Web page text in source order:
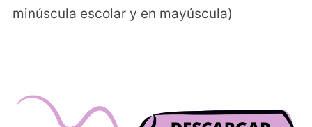
minúscula escolar y en mayúscula)